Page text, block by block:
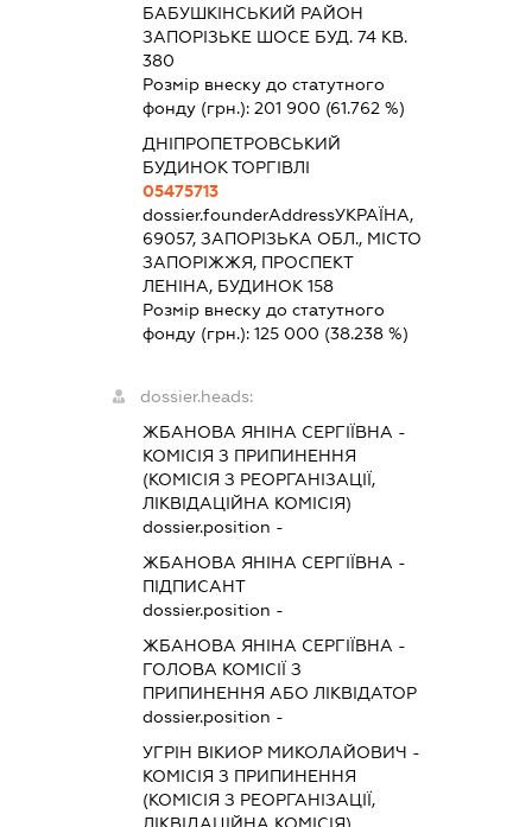
БАБУШКІНСЬКИЙ РАЙОН
ЗАПОРІЗЬКЕ ШОСЕ БУД. 74 КВ.
380
Розмір внеску до статутного
фонду (грн.):201 900 (61.762 %)
ДНІПРОПЕТРОВСЬКИЙ
БУДИНОК ТОРГІВЛІ
05475713
dossier.founderAddressУКРАЇНА,
69057, ЗАПОРІЗЬКА ОБЛ., МІСТО
ЗАПОРІЖЖЯ, ПРОСПЕКТ
ЛЕНІНА, БУДИНОК 158
Розмір внеску до статутного
фонду (грн.):125 000 (38.238 %)
dossier.heads:
ЖБАНОВА ЯНІНА СЕРГІЇВНА -
КОМІСІЯ З ПРИПИНЕННЯ
(КОМІСІЯ З РЕОРГАНІЗАЦІЇ,
ЛІКВІДАЦІЙНА КОМІСІЯ)
dossier.position -
ЖБАНОВА ЯНІНА СЕРГІЇВНА -
ПІДПИСАНТ
dossier.position -
ЖБАНОВА ЯНІНА СЕРГІЇВНА -
ГОЛОВА КОМІСІЇ З
ПРИПИНЕННЯ АБО ЛІКВІДАТОР
dossier.position -
УГРІН ВІКИОР МИКОЛАЙОВИЧ -
КОМІСІЯ З ПРИПИНЕННЯ
(КОМІСІЯ З РЕОРГАНІЗАЦІЇ,